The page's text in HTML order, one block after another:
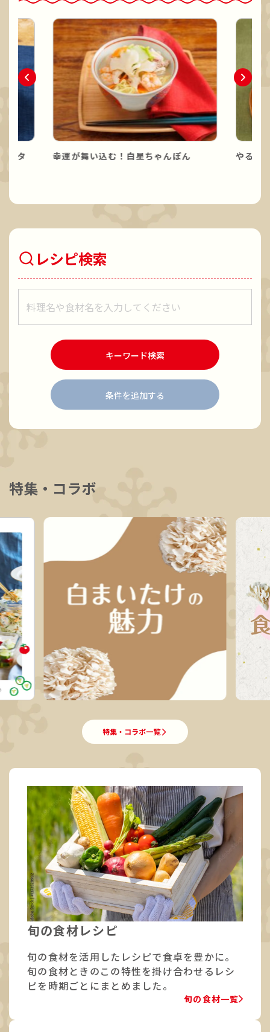
スタ 幸運が舞い込む！白星ちゃんぽん やる気
レシピ検索
キーワード検索
条件を追加する
特集・コラボ
特集・コラボ一覧
旬の食材レシピ
旬の食材を活用したレシピで食卓を豊かに。
旬の食材ときのこの特性を掛け合わせるレシ
ピを時期ごとにまとめました。
旬の食材一覧